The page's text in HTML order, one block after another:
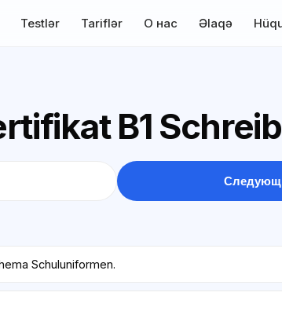
Testlər Tariflər О нас Əlaqə
B1
Schuluniformen.